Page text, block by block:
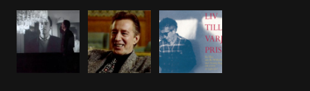
Pressurklipp, Dagens ETC
Pressurklipp, Göteborgs-Posten
Marknadsföringsmaterial
Informationskompendium, framsida